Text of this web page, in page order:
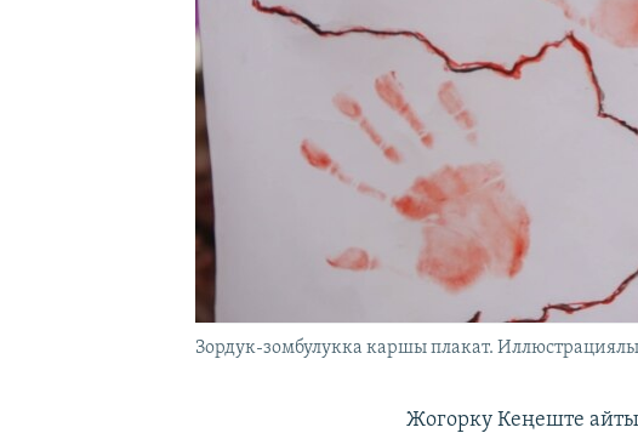
Зордук-зомбулукка каршы плакат.
Жогорку Кеңеште